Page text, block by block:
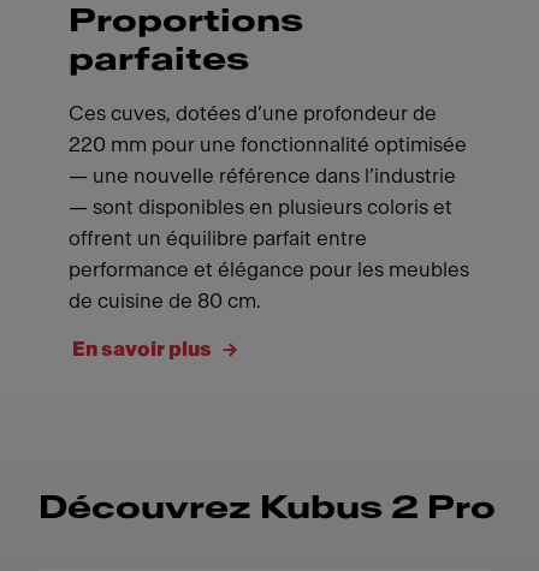
Proportions
parfaites
Ces cuves, dotées d’une profondeur de
220 mm pour une fonctionnalité optimisée
— une nouvelle référence dans l’industrie
— sont disponibles en plusieurs coloris et
offrent un équilibre parfait entre
performance et élégance pour les meubles
de cuisine de 80 cm.
En savoir plus
Découvrez Kubus 2 Pro